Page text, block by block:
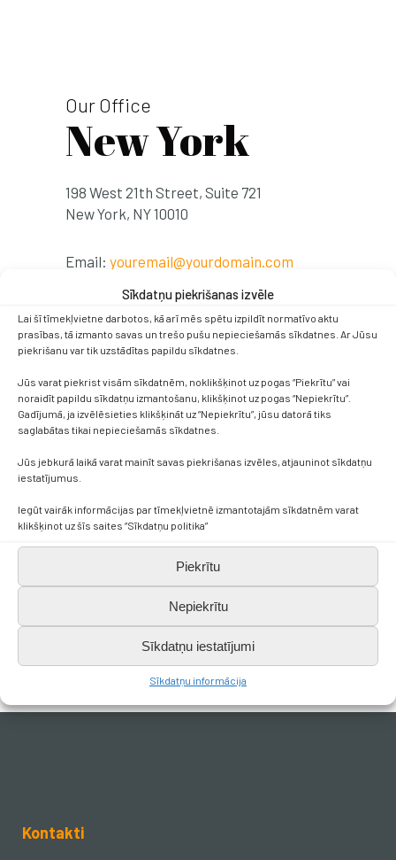
Sīkdatņu piekrišanas izvēle
Lai šī tīmekļvietne darbotos, kā arī mēs spētu izpildīt normatīvo aktu
prasības, tā izmanto savas un trešo pušu nepieciešamās sīkdatnes. Ar Jūsu
piekrišanu var tik uzstādītas papildu sīkdatnes.
Jūs varat piekrist visām sīkdatnēm, noklikšķinot uz pogas “Piekrītu” vai
noraidīt papildu sīkdatņu izmantošanu, klikšķinot uz pogas “Nepiekrītu”.
Gadījumā, ja izvēlēsieties klikšķināt uz “Nepiekrītu”, jūsu datorā tiks
saglabātas tikai nepieciešamās sīkdatnes.
Jūs jebkurā laikā varat mainīt savas piekrišanas izvēles, atjauninot sīkdatņu
iestatījumus.
Iegūt vairāk informācijas par tīmekļvietnē izmantotajām sīkdatnēm varat
klikšķinot uz šīs saites “Sīkdatņu politika”
Piekrītu
Nepiekrītu
Sīkdatņu iestatījumi
Sīkdatņu informācija
Our Office
New York
198 West 21th Street, Suite 721
New York, NY 10010
Email: youremail@yourdomain.com
Kontakti